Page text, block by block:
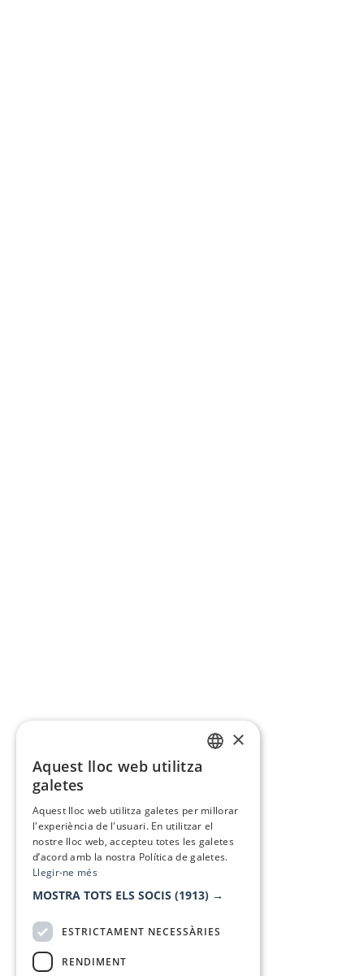
×
Aquest lloc web utilitza
galetes
Aquest lloc web utilitza galetes per millorar
l'experiència de l'usuari. En utilitzar el
nostre lloc web, accepteu totes les galetes
d’acord amb la nostra Política de galetes.
Llegir-ne més
MOSTRA TOTS ELS SOCIS (1913) →
ESTRICTAMENT NECESSÀRIES
RENDIMENT